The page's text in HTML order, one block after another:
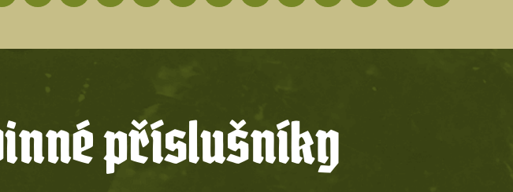
příslušníky